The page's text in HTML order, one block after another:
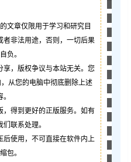
文章仅限用于学习和研究目
者非法用途，否则，一切后果
负。
享，版权争议与本站无关。您
从您的电脑中彻底删除上述
，得到更好的正版服务。如有
联系处理。
后使用，不可直接在软件内上
包。